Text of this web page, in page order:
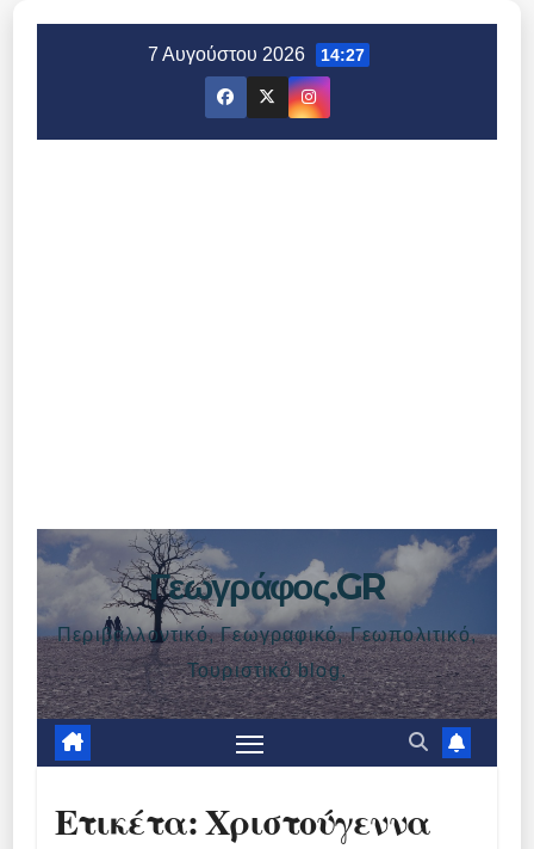
7 Αυγούστου 2026 14:27
Γεωγράφος.GR
Περιβαλλοντικό, Γεωγραφικό, Γεωπολιτικό,
Τουριστικό blog.
Ετικέτα:Χριστούγεννα